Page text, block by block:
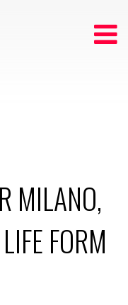
MILANO,
FORM